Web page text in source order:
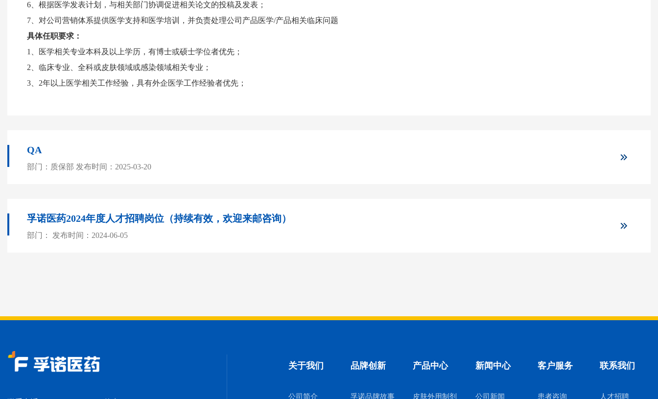
6、根据医学发表计划，与相关部门协调促进相关论文的投稿及发表；
7、对公司营销体系提供医学支持和医学培训，并负责处理公司产品医学/产品相关临床问题
具体任职要求：
1、医学相关专业本科及以上学历，有博士或硕士学位者优先；
2、临床专业、全科或皮肤领域或感染领域相关专业；
3、2年以上医学相关工作经验，具有外企医学工作经验者优先；
QA
部门：质保部 发布时间：2025-03-20
孚诺医药2024年度人才招聘岗位（持续有效，欢迎来邮咨询）
部门： 发布时间：2024-06-05
关于我们
公司简介
品牌创新
孚诺品牌故事
产品中心
皮肤外用制剂
新闻中心
公司新闻
客户服务
患者咨询
联系我们
人才招聘